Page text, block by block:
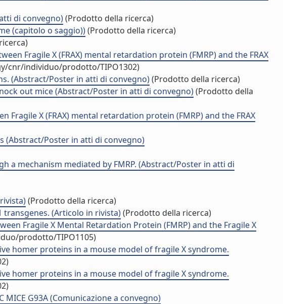
di convegno)(Prodotto della ricerca)
(capitolo o saggio))(Prodotto della ricerca)
Fragile X (FRAX) mental retardation protein (FMRP) and the FRAX
cnr/individuo/prodotto/TIPO1302)
(Abstract/Poster in atti di convegno)(Prodotto della ricerca)
out mice (Abstract/Poster in atti di convegno)(Prodotto della
X (FRAX) mental retardation protein (FMRP) and the FRAX
(Abstract/Poster in atti di convegno)
mechanism mediated by FMRP. (Abstract/Poster in atti di
(Prodotto della ricerca)
(Articolo in rivista)(Prodotto della ricerca)
Fragile X Mental Retardation Protein (FMRP) and the Fragile X
prodotto/TIPO1105)
homer proteins in a mouse model of fragile X syndrome.
homer proteins in a mouse model of fragile X syndrome.
MICE G93A (Comunicazione a convegno)